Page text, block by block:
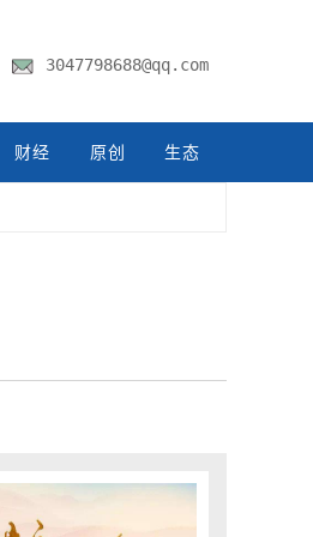
3047798688@qq.com
财经 原创 生态